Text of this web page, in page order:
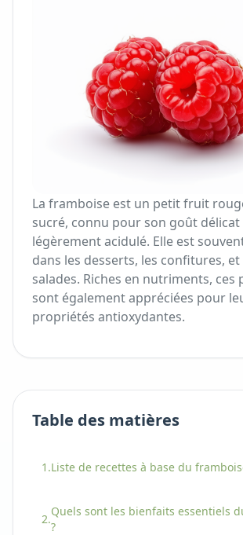
La framboise est un petit fruit
sucré, connu pour son goût délicat
légèrement acidulé. Elle est
dans les desserts, les confitures,
salades. Riches en nutriments, ces
sont également appréciées pour
propriétés antioxydantes.
Table des matières
1.Liste de recettes à base du
2.
Quels sont les bienfaits essentiels
?